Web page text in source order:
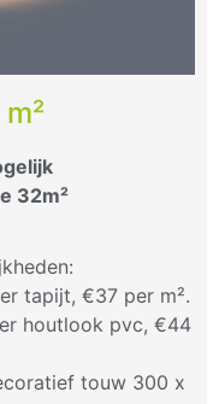
32m²
tapijt, €37 per m².
houtlook pvc, €44
touw 300 x